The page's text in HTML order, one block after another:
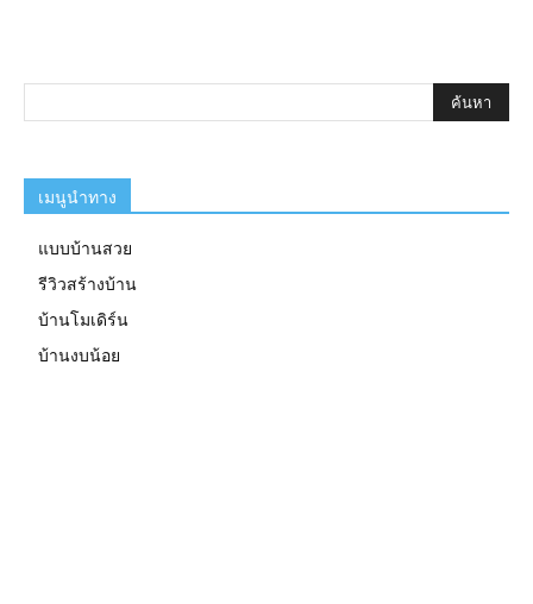
เมนูนำทาง
แบบบ้านสวย
รีวิวสร้างบ้าน
บ้านโมเดิร์น
บ้านงบน้อย